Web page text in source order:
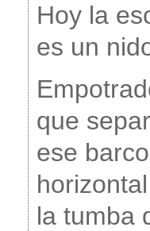
Hoy la
es un
que
ese barco
la tumba